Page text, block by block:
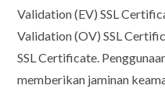
Validation (EV) SSL
Validation (OV) SSL
SSL Certificate.
memberikan jaminan